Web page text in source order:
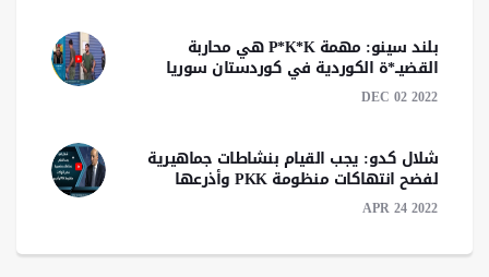
بلند سينو: مهمة P*K*K هي محاربة
القضيــ*ة الكوردية في كوردستان سوريا
DEC 02 2022
شلال كدو: يجب القيام بنشاطات جماهيرية
لفضح انتهاكات منظومة PKK وأذرعها
APR 24 2022